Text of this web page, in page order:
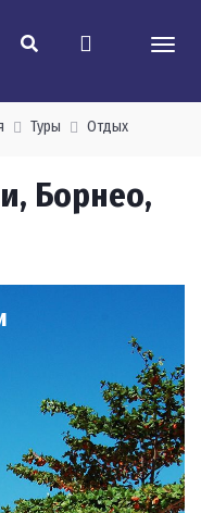
Туры Отдых
Борнео,